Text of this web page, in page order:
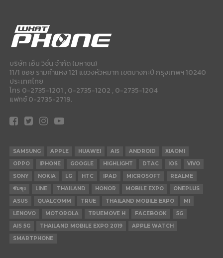
บริษัท เอ็ม วิชั่น จำกัด (มหาชน)
11/1 ซอย รามคำแหง 121 แขวงหัวหมาก เขตบางกะปี กรุงเทพฯ 10240
ประเทศไทย
โทร 0-2735-1201 , 0-2735-1202 , 0-2735-1204
แฟกซ์ 0-2735-2719.
SAMSUNG APPLE HUAWEI AIS ANDROID
XIAOMI
OPPO
IPHONE GOOGLE HIGHLIGHT DTAC IOS
VIVO
SONY
NOKIA LG HTC IPAD MICROSOFT
REALME
ซัมซุง
LINE THAILAND HONOR MOBILE EXPO
ONEPLUS
ASUS
QUALCOMM TRUE THAILAND MOBILE EXPO
MI
LENOVO
MOTOROLA TRUEMOVE H FACEBOOK
5G
AIS 5G
THAILAND MOBILE EXPO 2019
APPLE WATCH
SMARTPHONE